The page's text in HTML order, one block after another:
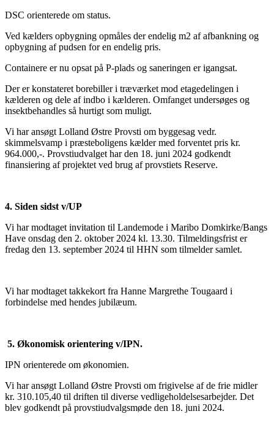
DSC orienterede om status.
Ved kælders opbygning opmåles der endelig m2 af afbankning og
opbygning af pudsen for en endelig pris.
Containere er nu opsat på P-plads og saneringen er igangsat.
Der er konstateret borebiller i træværket mod etagedelingen i
kælderen og dele af indbo i kælderen. Omfanget undersøges og
insektbehandles så hurtigt som muligt.
Vi har ansøgt Lolland Østre Provsti om byggesag vedr.
skimmelsvamp i præsteboligens kælder med forventet pris kr.
964.000,-. Provstiudvalget har den 18. juni 2024 godkendt
finansiering af projektet ved brug af provstiets Reserve.
4. Siden sidst v/UP
Vi har modtaget invitation til Landemode i Maribo Domkirke/Bangs
Have onsdag den 2. oktober 2024 kl. 13.30. Tilmeldingsfrist er
fredag den 13. september 2024 til HHN som tilmelder samlet.
Vi har modtaget takkekort fra Hanne Margrethe Tougaard i
forbindelse med hendes jubilæum.
5. Økonomisk orientering v/IPN.
IPN orienterede om økonomien.
Vi har ansøgt Lolland Østre Provsti om frigivelse af de frie midler
kr. 310.105,40 til driften til diverse vedligeholdelsesarbejder. Det
blev godkendt på provstiudvalgsmøde den 18. juni 2024.